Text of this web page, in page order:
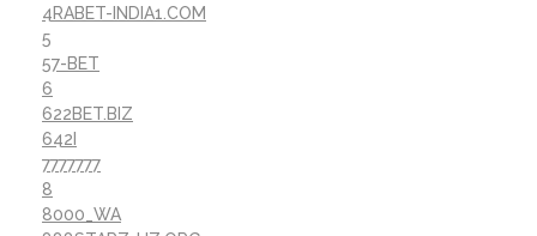
4RABET-INDIA1.COM
5
57-BET
6
622BET.BIZ
642I
7777777
8
8000_WA